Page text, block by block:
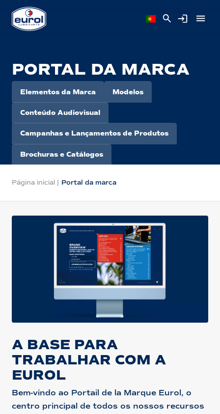
PORTAL DA MARCA
Elementos da Marca Modelos
Conteúdo Audiovisual
Campanhas e Lançamentos de Produtos
Brochuras e Catálogos
Página inicial | Portal da marca
A BASE PARA
TRABALHAR COM A
EUROL
Bem-vindo ao Portail de la Marque Eurol, o
centro principal de todos os nossos recursos